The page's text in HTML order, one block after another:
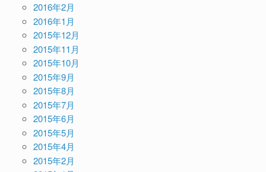
2016年2月
2016年1月
2015年12月
2015年11月
2015年10月
2015年9月
2015年8月
2015年7月
2015年6月
2015年5月
2015年4月
2015年2月